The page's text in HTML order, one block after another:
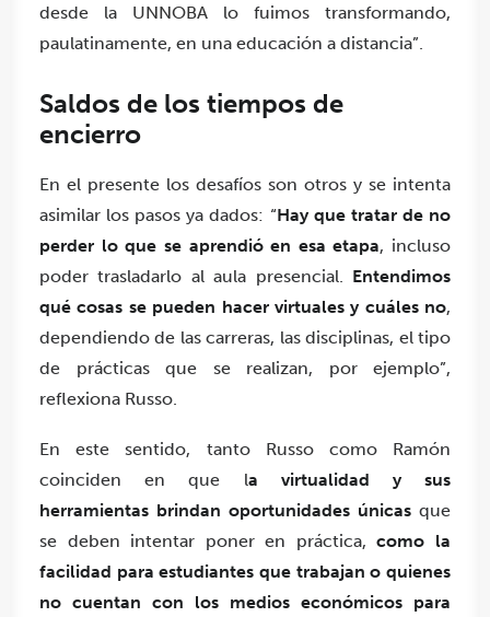
desde la UNNOBA lo fuimos transformando,
paulatinamente, en una educación a distancia”.
Saldos de los tiempos de
encierro
En el presente los desafíos son otros y se intenta
asimilar los pasos ya dados: “Hay que tratar de no
perder lo que se aprendió en esa etapa, incluso
poder trasladarlo al aula presencial. Entendimos
qué cosas se pueden hacer virtuales y cuáles no,
dependiendo de las carreras, las disciplinas, el tipo
de prácticas que se realizan, por ejemplo”,
reflexiona Russo.
En este sentido, tanto Russo como Ramón
coinciden en que la virtualidad y sus
herramientas brindan oportunidades únicas que
se deben intentar poner en práctica, como la
facilidad para estudiantes que trabajan o quienes
no cuentan con los medios económicos para